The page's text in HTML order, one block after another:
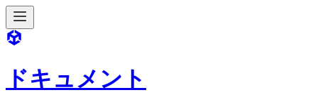
ドキュメント